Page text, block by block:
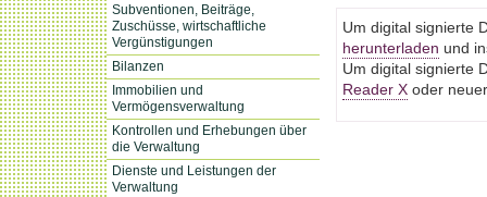
Subventionen, Beiträge,
Zuschüsse, wirtschaftliche
Vergünstigungen
Bilanzen
Immobilien und
Vermögensverwaltung
Kontrollen und Erhebungen über
die Verwaltung
Dienste und Leistungen der
Verwaltung
Um digital signierte
herunterladen und
Um digital signierte
Reader X oder